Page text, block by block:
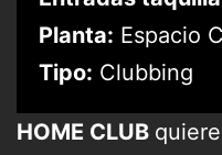
Planta: Espacio
Tipo: Clubbing
HOME CLUB